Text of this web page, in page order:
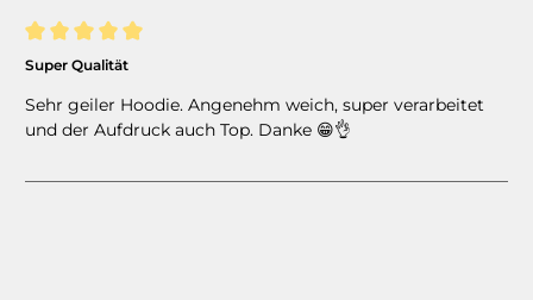
Review with rating of 5 out of 5 stars
Super Qualität
Sehr geiler Hoodie. Angenehm weich, super verarbeitet
und der Aufdruck auch Top. Danke 😁👌